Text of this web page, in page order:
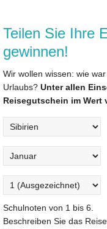
Teilen Sie Ihre
gewinnen!
Wir wollen wissen: wie
Urlaubs? Unter allen
Reisegutschein im Wert
Schulnoten von 1 bis 6.
Beschreiben Sie das